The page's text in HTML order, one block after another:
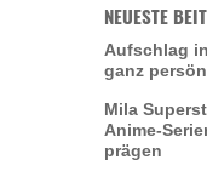
NEUESTE
Aufschlag
ganz
Mila
Anime-
prägen